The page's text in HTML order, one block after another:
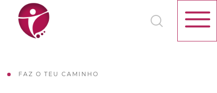
FAZ O TEU CAMINHO